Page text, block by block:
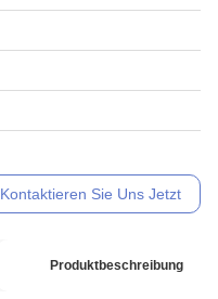
Kontaktieren Sie Uns Jetzt
Produktbeschreibung